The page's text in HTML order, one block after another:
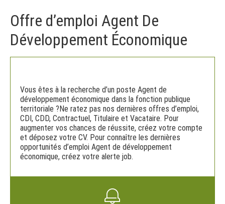
Offre d’emploi Agent De
Développement Économique
Vous êtes à la recherche d’un poste Agent de
développement économique dans la fonction publique
territoriale ?Ne ratez pas nos dernières offres d’emploi,
CDI, CDD, Contractuel, Titulaire et Vacataire. Pour
augmenter vos chances de réussite, créez votre compte
et déposez votre CV. Pour connaître les dernières
opportunités d’emploi Agent de développement
économique, créez votre alerte job.